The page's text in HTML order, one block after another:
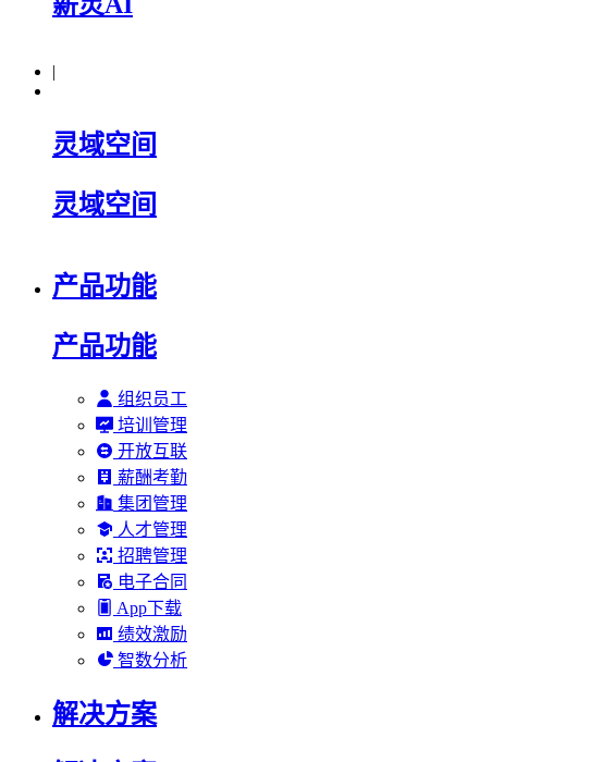
|
灵域空间
灵域空间
产品功能
产品功能
组织员工
培训管理
开放互联
薪酬考勤
集团管理
人才管理
招聘管理
电子合同
App下载
绩效激励
智数分析
解决方案